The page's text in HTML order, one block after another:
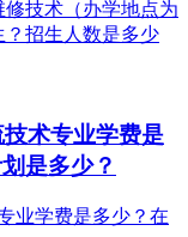
术专业学费是
是多少？